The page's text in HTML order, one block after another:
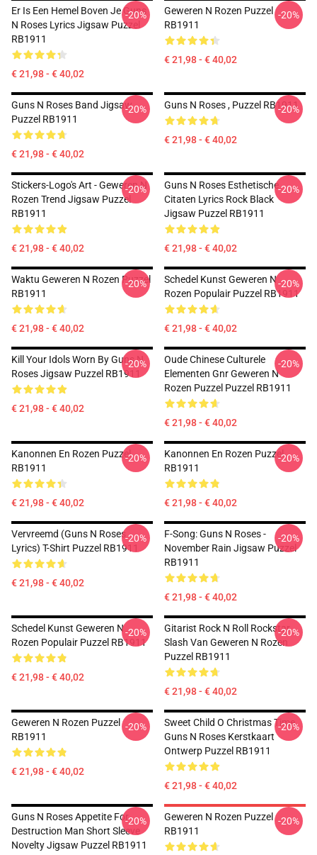
Er Is Een Hemel Boven Je Guns
N Roses Lyrics Jigsaw Puzzel
RB1911
€ 21,98 - € 40,02
-20%
Geweren N Rozen Puzzel
RB1911
€ 21,98 - € 40,02
-20%
Guns N Roses Band Jigsaw
Puzzel RB1911
€ 21,98 - € 40,02
-20% Guns N Roses , Puzzel RB1911
€ 21,98 - € 40,02
-20%
Stickers-Logo's Art - Geweren N
Rozen Trend Jigsaw Puzzel
RB1911
€ 21,98 - € 40,02
-20%
Guns N Roses Esthetische
Citaten Lyrics Rock Black
Jigsaw Puzzel RB1911
€ 21,98 - € 40,02
-20%
Waktu Geweren N Rozen Puzzel
RB1911
€ 21,98 - € 40,02
-20%
Schedel Kunst Geweren N
Rozen Populair Puzzel RB1911
€ 21,98 - € 40,02
-20%
Kill Your Idols Worn By Guns N
Roses Jigsaw Puzzel RB1911
€ 21,98 - € 40,02
-20%
Oude Chinese Culturele
Elementen Gnr Geweren N
Rozen Puzzel Puzzel RB1911
€ 21,98 - € 40,02
-20%
Kanonnen En Rozen Puzzel
RB1911
€ 21,98 - € 40,02
-20%
Kanonnen En Rozen Puzzel
RB1911
€ 21,98 - € 40,02
-20%
Vervreemd (Guns N Roses
Lyrics) T-Shirt Puzzel RB1911
€ 21,98 - € 40,02
-20%
F-Song: Guns N Roses -
November Rain Jigsaw Puzzel
RB1911
€ 21,98 - € 40,02
-20%
Schedel Kunst Geweren N
Rozen Populair Puzzel RB1911
€ 21,98 - € 40,02
-20%
Gitarist Rock N Roll Rockstar
Slash Van Geweren N Rozen
Puzzel RB1911
€ 21,98 - € 40,02
-20%
Geweren N Rozen Puzzel
RB1911
€ 21,98 - € 40,02
-20%
Sweet Child O Christmas Time
Guns N Roses Kerstkaart
Ontwerp Puzzel RB1911
€ 21,98 - € 40,02
-20%
Guns N Roses Appetite For
Destruction Man Short Sleeve
Novelty Jigsaw Puzzel RB1911
-20%
Geweren N Rozen Puzzel
RB1911
-20%